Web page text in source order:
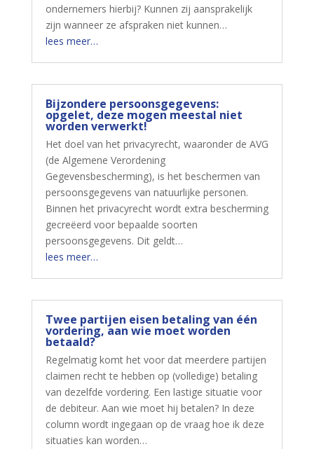
ondernemers hierbij? Kunnen zij aansprakelijk
zijn wanneer ze afspraken niet kunnen…
lees meer…
Bijzondere persoonsgegevens:
opgelet, deze mogen meestal niet
worden verwerkt!
Het doel van het privacyrecht, waaronder de AVG
(de Algemene Verordening
Gegevensbescherming), is het beschermen van
persoonsgegevens van natuurlijke personen.
Binnen het privacyrecht wordt extra bescherming
gecreëerd voor bepaalde soorten
persoonsgegevens. Dit geldt…
lees meer…
Twee partijen eisen betaling van één
vordering, aan wie moet worden
betaald?
Regelmatig komt het voor dat meerdere partijen
claimen recht te hebben op (volledige) betaling
van dezelfde vordering. Een lastige situatie voor
de debiteur. Aan wie moet hij betalen? In deze
column wordt ingegaan op de vraag hoe ik deze
situaties kan worden…